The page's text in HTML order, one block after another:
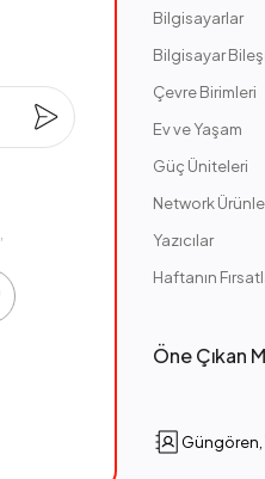
Bilgisayarlar
Bilgisayar
Çevre Birimleri
Ev ve Yaşam
Güç Üniteleri
Network
Yazıcılar
Haftanın
Öne Çıkan